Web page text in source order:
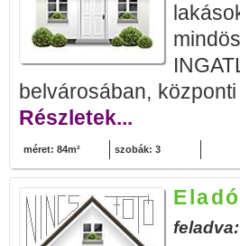
belvárosában,
Részletek...
méret: 84m² szobák: 3